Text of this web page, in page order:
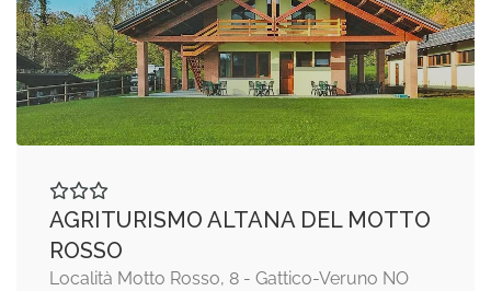
AGRITURISMO ALTANA DEL MOTTO
ROSSO
Località Motto Rosso, 8 - Gattico-Veruno NO